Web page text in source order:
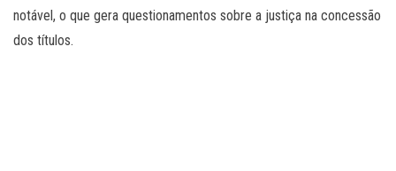
notável, o que gera questionamentos sobre a justiça na concessão
dos títulos.